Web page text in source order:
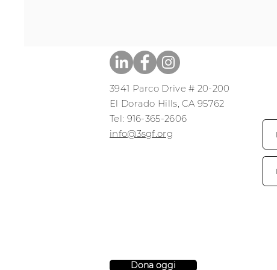
3941 Parco Drive # 20-200
El Dorado Hills, CA 95762
​​Tel: 916-365-2606
​info@3sgf.org
Dona oggi